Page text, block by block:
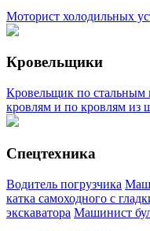
Моторист холодильных
Кровельщики
Кровельщик по стальным
кровлям и по кровлям из
Спецтехника
Водитель погрузчика
катка самоходного с
экскаватора Машинист